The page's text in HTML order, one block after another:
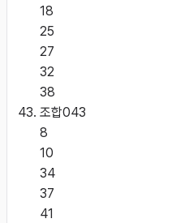
18
25
27
32
38
조합043
8
10
34
37
41